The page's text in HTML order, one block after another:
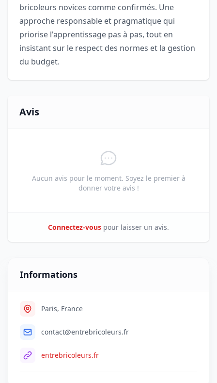
bricoleurs novices comme confirmés. Une
approche responsable et pragmatique qui
priorise l'apprentissage pas à pas, tout en
insistant sur le respect des normes et la gestion
du budget.
Avis
Aucun avis pour le moment. Soyez le premier à
donner votre avis !
Connectez-vous pour laisser un avis.
Informations
Paris, France
contact@entrebricoleurs.fr
entrebricoleurs.fr